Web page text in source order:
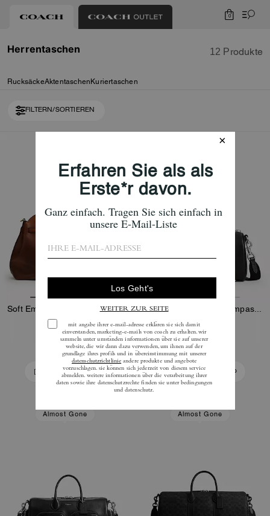
0
Herrentaschen 12 Produkte
RucksäckeAktentaschen Kuriertaschen
FILTERN/SORTIEREN
Soft Empire Carryall Bag 48 Aus Loved Leather
850 €
In Den Warenkorb
295 €
In Den Warenkorb
Almost Gone Almost Gone